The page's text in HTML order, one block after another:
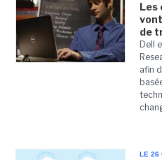
Les
de
Dell
afin
LE 26